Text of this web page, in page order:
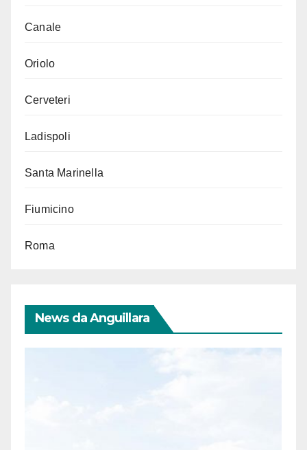
Canale
Oriolo
Cerveteri
Ladispoli
Santa Marinella
Fiumicino
Roma
News da Anguillara